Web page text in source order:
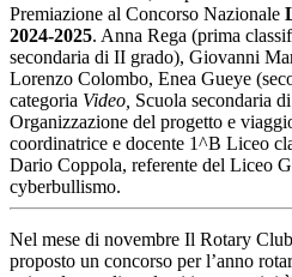
Premiazione al Concorso Nazionale
2024-2025. Anna Rega (prima
secondaria di II grado), Giovanni
Lorenzo Colombo, Enea Gueye
categoria Video, Scuola secondaria
Organizzazione del progetto e
coordinatrice e docente 1^B Liceo
Dario Coppola, referente del Liceo
cyberbullismo.
Nel mese di novembre Il Rotary
proposto un concorso per l’anno